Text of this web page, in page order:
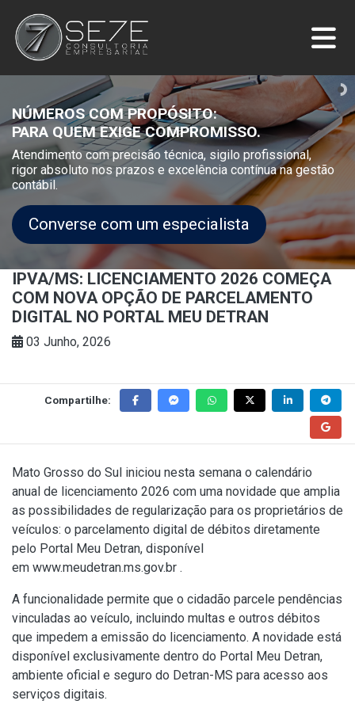
NÚMEROS COM PROPÓSITO:
PARA QUEM EXIGE COMPROMISSO.
Atendimento com precisão técnica, sigilo profissional,
rigor absoluto nos prazos e excelência contínua na gestão
contábil.
Converse com um especialista
IPVA/MS: LICENCIAMENTO 2026 COMEÇA
COM NOVA OPÇÃO DE PARCELAMENTO
DIGITAL NO PORTAL MEU DETRAN
03 Junho, 2026
Compartilhe:
Mato Grosso do Sul iniciou nesta semana o calendário
anual de licenciamento 2026 com uma novidade que amplia
as possibilidades de regularização para os proprietários de
veículos: o parcelamento digital de débitos diretamente
pelo Portal Meu Detran, disponível
em www.meudetran.ms.gov.br .
A funcionalidade permite que o cidadão parcele pendências
vinculadas ao veículo, incluindo multas e outros débitos
que impedem a emissão do licenciamento. A novidade está
disponível exclusivamente dentro do Portal Meu Detran,
ambiente oficial e seguro do Detran-MS para acesso aos
serviços digitais.